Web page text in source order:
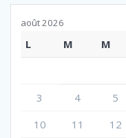
août 2026
L M M
3
4 5
10
11 12